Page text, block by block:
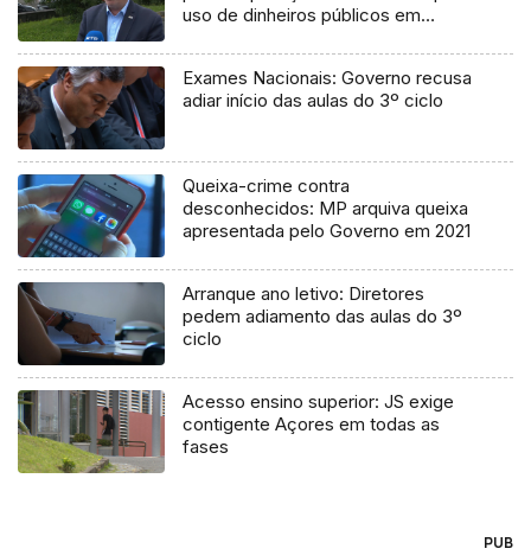
uso de dinheiros públicos em
Exames Nacionais: Governo recusa
adiar início das aulas do 3º ciclo
Queixa-crime contra
desconhecidos: MP arquiva queixa
apresentada pelo Governo em 2021
Arranque ano letivo: Diretores
pedem adiamento das aulas do 3º
ciclo
Acesso ensino superior: JS exige
contigente Açores em todas as
fases
PUB